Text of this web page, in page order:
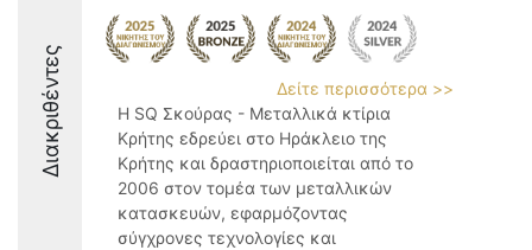
Διακριθέντες
Δείτε περισσότερα >>
Η SQ Σκούρας - Μεταλλικά κτίρια
Κρήτης εδρεύει στο Ηράκλειο της
Κρήτης και δραστηριοποιείται από το
2006 στον τομέα των μεταλλικών
κατασκευών, εφαρμόζοντας
σύγχρονες τεχνολογίες και